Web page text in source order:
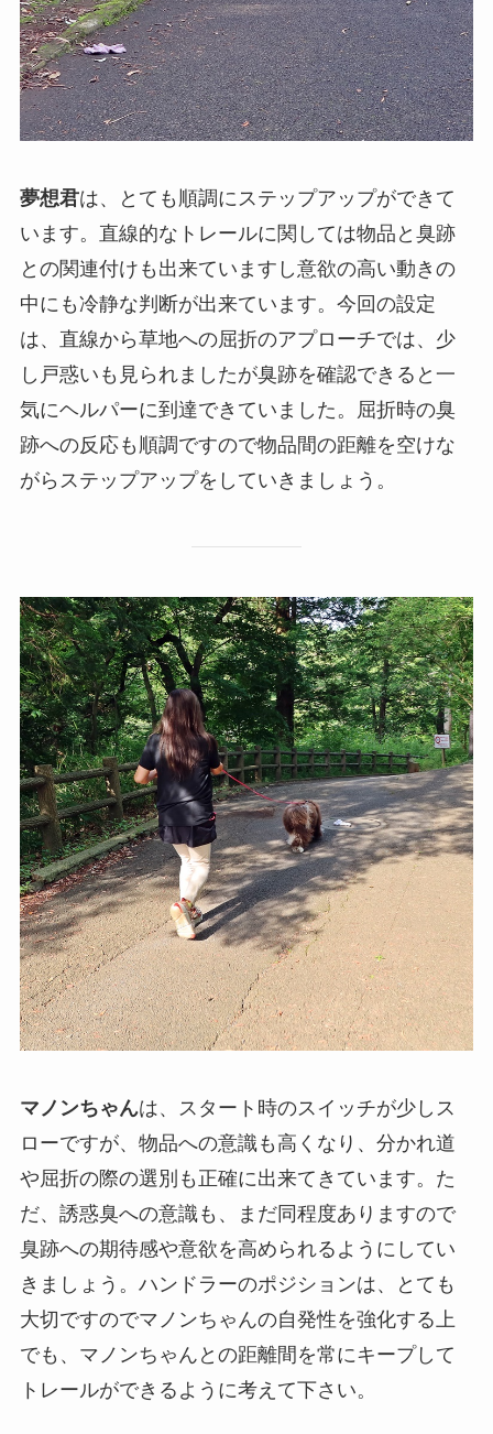
夢想君は、とても順調にステップアップができて
います。直線的なトレールに関しては物品と臭跡
との関連付けも出来ていますし意欲の高い動きの
中にも冷静な判断が出来ています。今回の設定
は、直線から草地への屈折のアプローチでは、少
し戸惑いも見られましたが臭跡を確認できると一
気にヘルパーに到達できていました。屈折時の臭
跡への反応も順調ですので物品間の距離を空けな
がらステップアップをしていきましょう。
マノンちゃんは、スタート時のスイッチが少しス
ローですが、物品への意識も高くなり、分かれ道
や屈折の際の選別も正確に出来てきています。た
だ、誘惑臭への意識も、まだ同程度ありますので
臭跡への期待感や意欲を高められるようにしてい
きましょう。ハンドラーのポジションは、とても
大切ですのでマノンちゃんの自発性を強化する上
でも、マノンちゃんとの距離間を常にキープして
トレールができるように考えて下さい。